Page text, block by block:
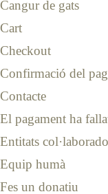
Cangur de gats
Cart
Checkout
Confirmació del
Contacte
El pagament ha
Entitats
Equip humà
Fes un donatiu